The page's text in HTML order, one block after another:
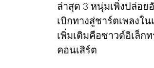
ล่าสุด 3 หนุ่มเพิ่งปล่อย
เบิกทางสู่ชาร์ตเพลงใ
เพิ่มเติมคือซาวด์อิเล็
คอนเสิร์ต